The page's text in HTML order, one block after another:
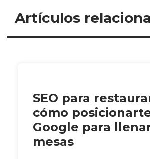
Artículos
SEO para
cómo
Google para
mesas